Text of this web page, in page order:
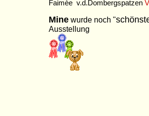
Faimèe v.d.Dombergspatzen
Mine wurde noch "
Ausstellung